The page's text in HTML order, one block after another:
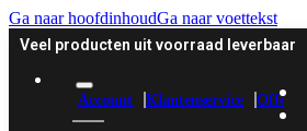
Ga naar hoofdinhoudGa naar voettekst
Veel producten uit voorraad leverbaar
Account Klantenservice Offerte